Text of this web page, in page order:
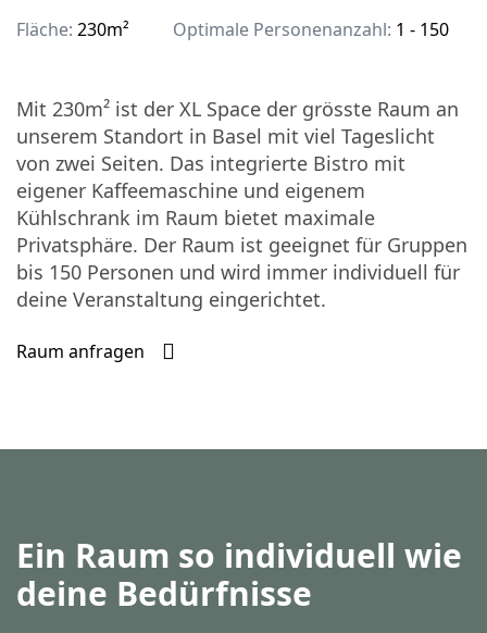
Fläche: 230m² Optimale Personenanzahl: 1 - 150
Mit 230m² ist der XL Space der grösste Raum an
unserem Standort in Basel mit viel Tageslicht
von zwei Seiten. Das integrierte Bistro mit
eigener Kaffeemaschine und eigenem
Kühlschrank im Raum bietet maximale
Privatsphäre. Der Raum ist geeignet für Gruppen
bis 150 Personen und wird immer individuell für
deine Veranstaltung eingerichtet.
Raum anfragen
Ein Raum so individuell wie
deine Bedürfnisse